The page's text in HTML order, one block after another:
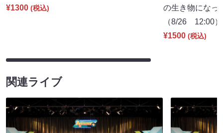
¥1300 (税込)
の生き物になっ
（8/26 12:00）
¥1500 (税込)
関連ライブ